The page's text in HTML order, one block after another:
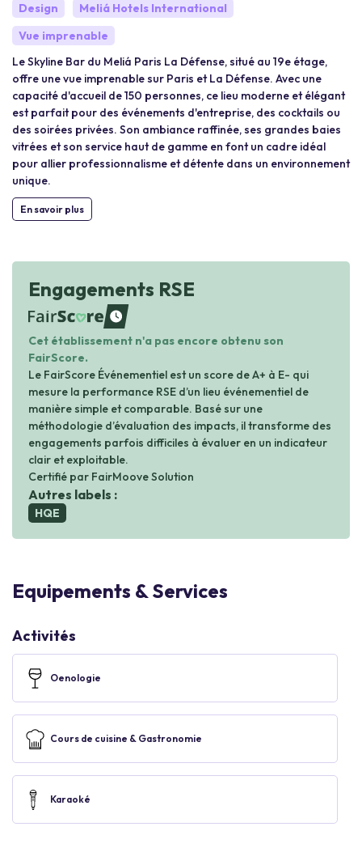
Design
Meliá Hotels International
Vue imprenable
Le Skyline Bar du Meliá Paris La Défense, situé au 19e étage,
offre une vue imprenable sur Paris et La Défense. Avec une
capacité d'accueil de 150 personnes, ce lieu moderne et élégant
est parfait pour des événements d'entreprise, des cocktails ou
des soirées privées. Son ambiance raffinée, ses grandes baies
vitrées et son service haut de gamme en font un cadre idéal
pour allier professionnalisme et détente dans un environnement
unique.
En savoir plus
Engagements RSE
waiting
Cet établissement n'a pas encore obtenu son
FairScore.
Le FairScore Événementiel est un score de A+ à E- qui
mesure la performance RSE d’un lieu événementiel de
manière simple et comparable. Basé sur une
méthodologie d’évaluation des impacts, il transforme des
engagements parfois difficiles à évaluer en un indicateur
clair et exploitable.
Certifié par FairMoove Solution
Autres labels :
HQE
Equipements & Services
Activités
Oenologie
Cours de cuisine & Gastronomie
Karaoké